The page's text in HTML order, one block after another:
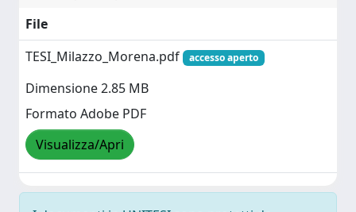
File
TESI_Milazzo_Morena.pdf
accesso aperto
Dimensione 2.85 MB
Formato Adobe PDF
Visualizza/Apri